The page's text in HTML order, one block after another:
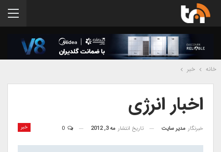
خانه خبر
اخبار انرژی
خبر خبرنگار مدیر سایت تاریخ انتشار مه 3, 2012